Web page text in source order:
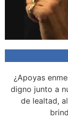
¿Apoyas
digno junto a
de lealtad,